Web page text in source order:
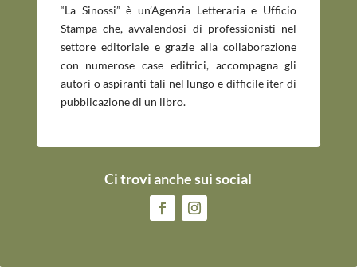
“La Sinossi” è un’Agenzia Letteraria e Ufficio
Stampa che, avvalendosi di professionisti nel
settore editoriale e grazie alla collaborazione
con numerose case editrici, accompagna gli
autori o aspiranti tali nel lungo e difficile iter di
pubblicazione di un libro.
Ci trovi anche sui social